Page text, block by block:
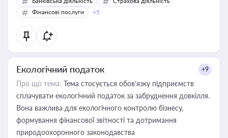
Фінансові послуги
+5
Екологічний податок +9
Про що тема: Тема стосується обов’язку підприємств
сплачувати екологічний податок за забруднення довкілля.
Вона важлива для екологічного контролю бізнесу,
формування фінансової звітності та дотримання
природоохоронного законодавства